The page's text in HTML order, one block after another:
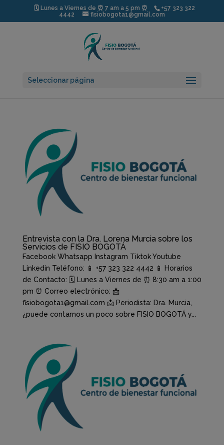
🗓️ Lunes a Viernes de ⏰ 7 am a 5 pm ⏰
+57 323 322
4442
fisiobogota1@gmail.com
Seleccionar página
Entrevista con la Dra. Lorena Murcia sobre los
Servicios de FISIO BOGOTÁ
Facebook Whatsapp Instagram Tiktok Youtube
Linkedin Teléfono: 📱 +57 323 322 4442 📱 Horarios
de Contacto: 🗓️ Lunes a Viernes de ⏰ 8:30 am a 1:00
pm ⏰ Correo electrónico: 📩
fisiobogota1@gmail.com 📩 Periodista: Dra. Murcia,
¿puede contarnos un poco sobre FISIO BOGOTÁ y...
modal-check